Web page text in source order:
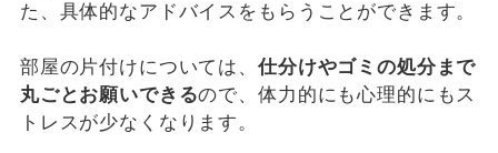
た、具体的なアドバイスをもらうことができます。
部屋の片付けについては、 仕分けやゴミの処分まで
丸ごとお願いできるので、体力的にも心理的にもス
トレスが少なくなります。